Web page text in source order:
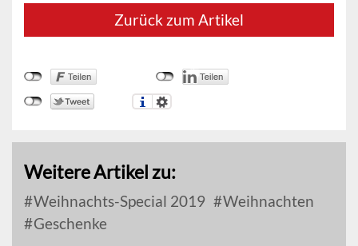
Zurück zum Artikel
Weitere Artikel zu:
Weihnachts-Special 2019
Weihnachten
Geschenke